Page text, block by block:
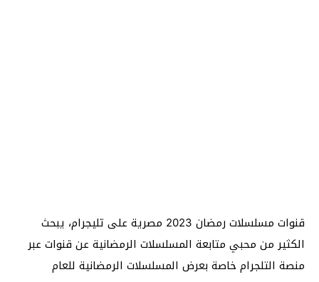
قنوات مسلسلات رمضان 2023 مصرية على تليجرام، يبحث
الكثير من محبي متابعة المسلسلات الرمضانية عن قنوات عبر
منصة التلجرام خاصة بعرض المسلسلات الرمضانية للعام